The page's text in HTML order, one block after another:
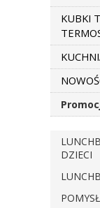
KUBKI
DZIECI